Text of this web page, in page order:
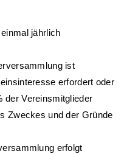
jährlich
ist
erfordert oder
der Vereinsmitglieder
Zweckes und der Gründe
erfolgt